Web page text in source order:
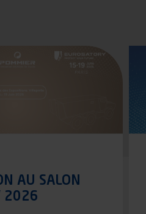
AU SALON
2026